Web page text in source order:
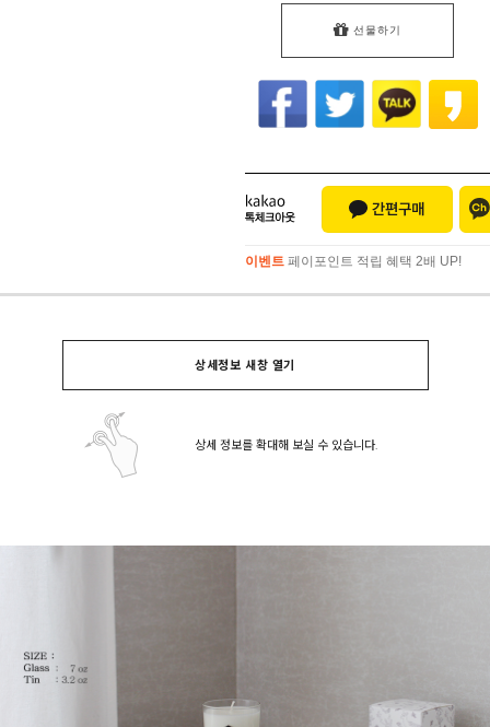
선물하기
이벤트 페이포인트 적립 혜택 2배 UP!
이벤트페이포인트 적립 혜택 2배 UP!
상세정보 새창 열기
상세 정보를 확대해 보실 수 있습니다.